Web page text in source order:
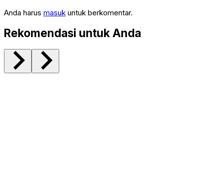
Anda harus masuk untuk berkomentar.
Rekomendasi untuk Anda